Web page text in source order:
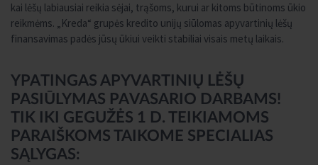
kai lėšų labiausiai reikia sėjai, trąšoms, kurui ar kitoms būtinoms ūkio
reikmėms. „Kreda“ grupės kredito unijų siūlomas apyvartinių lėšų
finansavimas padės jūsų ūkiui veikti stabiliai visais metų laikais.
YPATINGAS APYVARTINIŲ LĖŠŲ
PASIŪLYMAS PAVASARIO DARBAMS!
TIK IKI GEGUŽĖS 1 D. TEIKIAMOMS
PARAIŠKOMS TAIKOME SPECIALIAS
SĄLYGAS: